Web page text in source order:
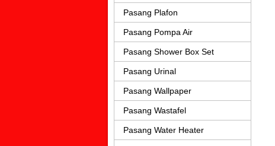
Pasang Plafon
Pasang Pompa Air
Pasang Shower Box Set
Pasang Urinal
Pasang Wallpaper
Pasang Wastafel
Pasang Water Heater